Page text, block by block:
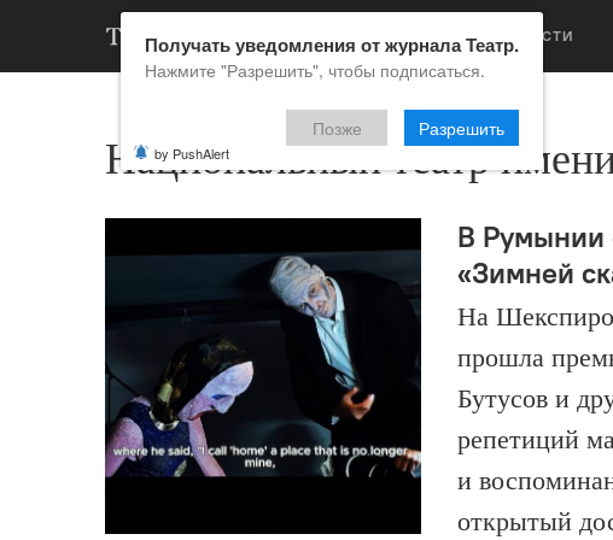
НОВОСТИ
Национальный театр
В Румынии
«Зимней
На
прошла
Бутусов и
репетиций
и
открытый
Получать уведомления от журнала Театр.
Нажмите "Разрешить", чтобы подписаться.
Позже Разрешить
by PushAlert